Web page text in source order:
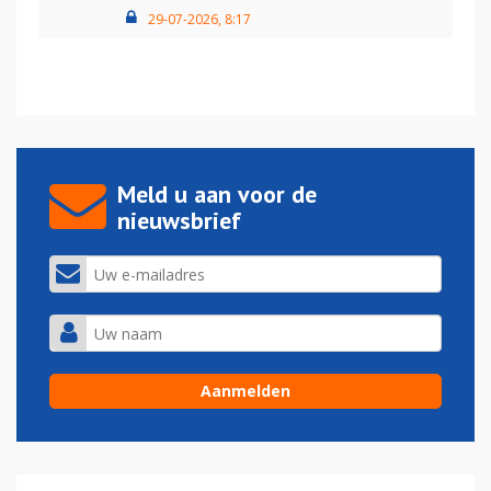
29-07-2026, 8:17
Meld u aan voor de
nieuwsbrief